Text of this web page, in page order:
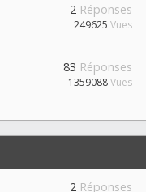
2 Réponses
249625 Vues
83 Réponses
1359088Vues
2 Réponses